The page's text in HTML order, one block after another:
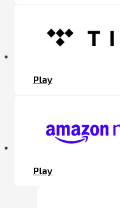
Play
Play